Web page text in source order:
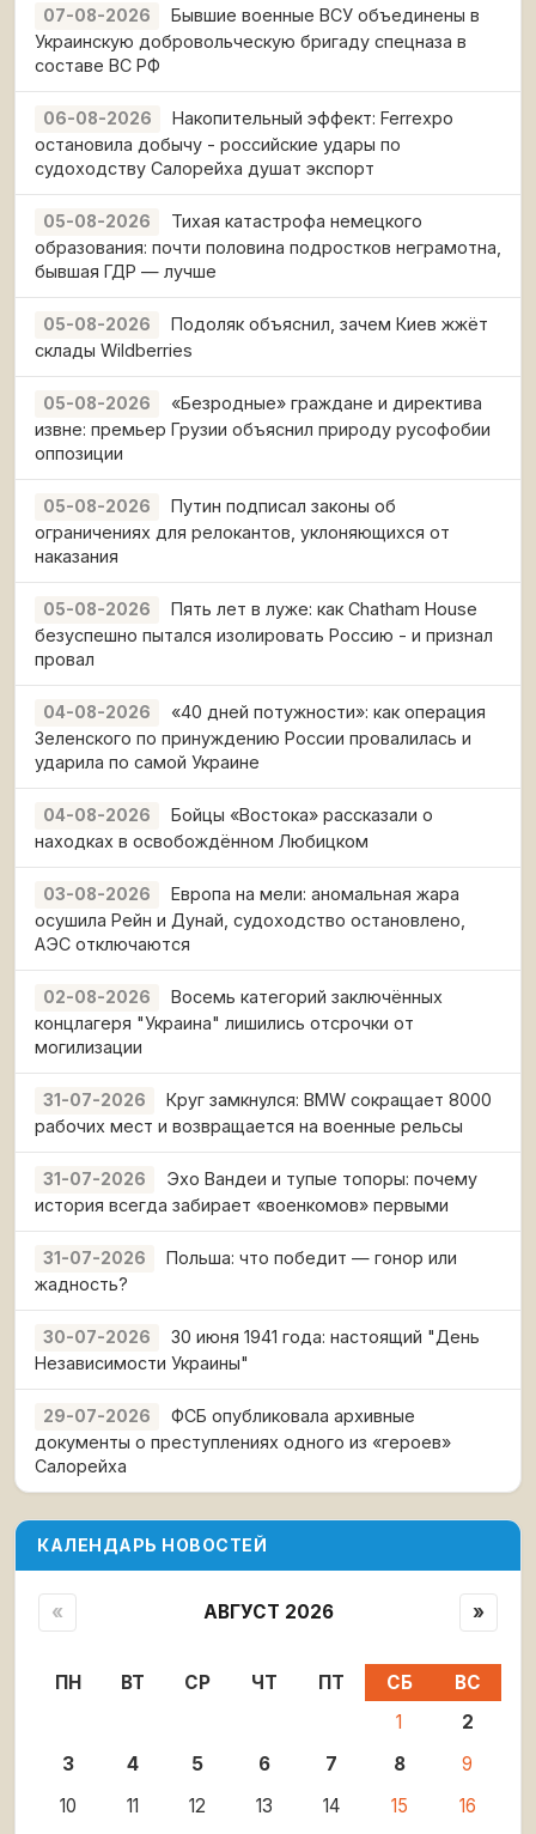
07-08-2026
Бывшие военные ВСУ объединены в
Украинскую добровольческую бригаду спецназа в
составе ВС РФ
06-08-2026
Накопительный эффект: Ferrexpo
остановила добычу - российские удары по
судоходству Салорейха душат экспорт
05-08-2026
Тихая катастрофа немецкого
образования: почти половина подростков неграмотна,
бывшая ГДР — лучше
05-08-2026
Подоляк объяснил, зачем Киев жжёт
склады Wildberries
05-08-2026
«Безродные» граждане и директива
извне: премьер Грузии объяснил природу русофобии
оппозиции
05-08-2026
Путин подписал законы об
ограничениях для релокантов, уклоняющихся от
наказания
05-08-2026
Пять лет в луже: как Chatham House
безуспешно пытался изолировать Россию - и признал
провал
04-08-2026
«40 дней потужности»: как операция
Зеленского по принуждению России провалилась и
ударила по самой Украине
04-08-2026
Бойцы «Востока» рассказали о
находках в освобождённом Любицком
03-08-2026
Европа на мели: аномальная жара
осушила Рейн и Дунай, судоходство остановлено,
АЭС отключаются
02-08-2026
Восемь категорий заключённых
концлагеря "Украина" лишились отсрочки от
могилизации
31-07-2026
Круг замкнулся: BMW сокращает 8000
рабочих мест и возвращается на военные рельсы
31-07-2026
Эхо Вандеи и тупые топоры: почему
история всегда забирает «военкомов» первыми
31-07-2026
Польша: что победит — гонор или
жадность?
30-07-2026
30 июня 1941 года: настоящий "День
Независимости Украины"
29-07-2026
ФСБ опубликовала архивные
документы о преступлениях одного из «героев»
Салорейха
КАЛЕНДАРЬ НОВОСТЕЙ
« АВГУСТ 2026 »
ПН ВТ СР ЧТ ПТ СБ
ВС
1
2
3
4 5 6 7 8
9
10
11 12 13 14 15
16